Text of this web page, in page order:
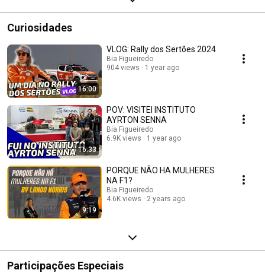
Curiosidades
16:00
VLOG: Rally dos Sertões 2024
Bia Figueiredo
904 views
1 year ago
16:33
POV: VISITEI INSTITUTO
AYRTON SENNA
Bia Figueiredo
6.9K views
1 year ago
9:19
PORQUE NÃO HA MULHERES
NA F1?
Bia Figueiredo
4.6K views
2 years ago
Participações Especiais